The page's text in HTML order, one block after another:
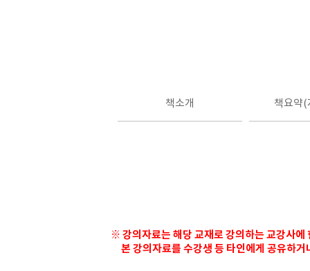
책소개 책요약(
※ 강의자료는 해당 교재로 강의하는 교강사에
본 강의자료를 수강생 등 타인에게 공유하